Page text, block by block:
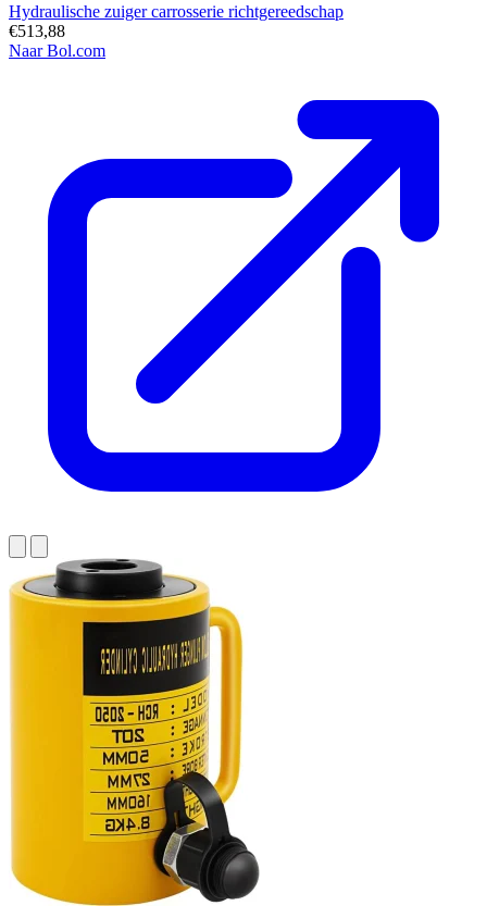
Hydraulische zuiger carrosserie richtgereedschap
€513,88
Naar Bol.com